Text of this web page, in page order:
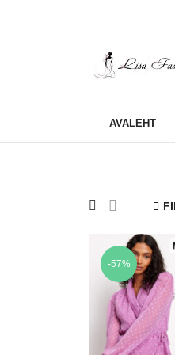
AVALEHT
-57%